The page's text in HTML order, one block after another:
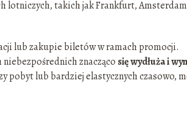
lotniczych, takich jak Frankfurt,
lub zakupie biletów w ramach promocji.
znacząco się wydłuża i
pobyt lub bardziej elastycznych czasowo,